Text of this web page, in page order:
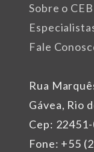
Rua
Gávea, Rio
Cep:
Fone: +55
Sobre o
Fale